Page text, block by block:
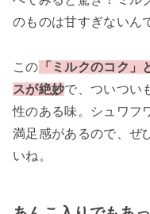
のものは甘すぎないん
この 「ミルクのコク
スが絶妙で、ついつい
性のある味。シュワフ
満足感があるので、ぜ
いね。